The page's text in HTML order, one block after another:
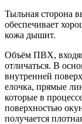
Тыльная сторона
обеспечивает
кожа дышит.
Объём ПВХ,
отличаться. В
внутренней
елочка, прямые
которые в
поверхностью
получается